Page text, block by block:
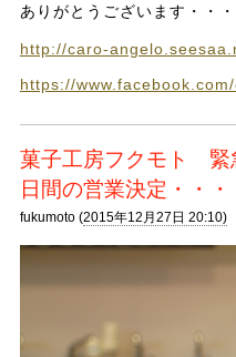
ありがとうございます・・
http://caro-
https://
菓子工房フクモト 緊
日間の営業決定・・・
fukumoto (2015年12月27日 20:10)